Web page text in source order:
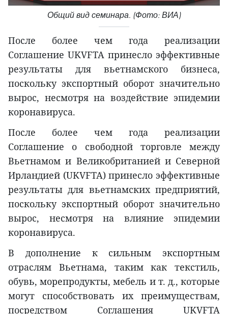
Общий вид семинара. (Фото: ВИА)
После более чем года реализации
Соглашение UKVFTA принесло эффективные
результаты для вьетнамского бизнеса,
поскольку экспортный оборот значительно
вырос, несмотря на воздействие эпидемии
коронавируса.
После более чем года реализации
Соглашение о свободной торговле между
Вьетнамом и Великобританией и Северной
Ирландией (UKVFTA) принесло эффективные
результаты для вьетнамских предприятий,
поскольку экспортный оборот значительно
вырос, несмотря на влияние эпидемии
коронавируса.
В дополнение к сильным экспортным
отраслям Вьетнама, таким как текстиль,
обувь, морепродукты, мебель и т. д., которые
могут способствовать их преимуществам,
посредством Соглашения UKVFTA